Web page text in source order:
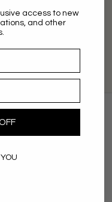
access to new
and other